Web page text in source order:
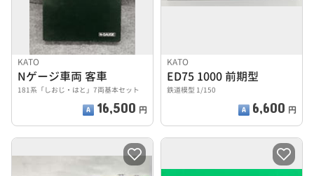
KATO
Nゲージ車両 客車
181系「しおじ・はと」7両基本セット
16,500 円
KATO
ED75 1000 前期型
鉄道模型 1/150
6,600 円